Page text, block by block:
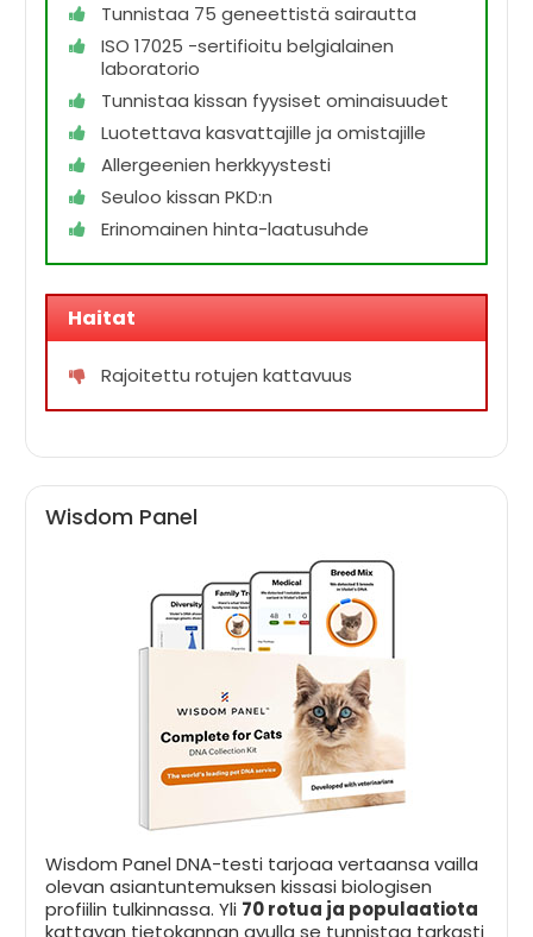
Tunnistaa 75 geneettistä sairautta
ISO 17025 -sertifioitu belgialainen
laboratorio
Tunnistaa kissan fyysiset ominaisuudet
Luotettava kasvattajille ja omistajille
Allergeenien herkkyystesti
Seuloo kissan PKD:n
Erinomainen hinta-laatusuhde
Haitat
Rajoitettu rotujen kattavuus
Wisdom Panel
Wisdom Panel DNA-testi tarjoaa vertaansa vailla
olevan asiantuntemuksen kissasi biologisen
profiilin tulkinnassa. Yli 70 rotua ja populaatiota
kattavan tietokannan avulla se tunnistaa tarkasti